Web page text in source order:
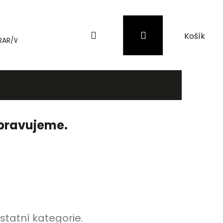
WinRAR Záložní zdroje (UPS) a přepěťové
PřihlášeníNákupní
košík
kategorie.